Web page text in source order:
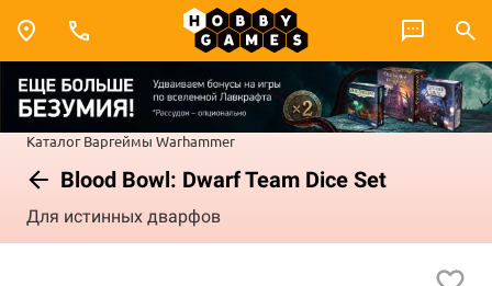
Каталог Варгеймы Warhammer
Blood Bowl: Dwarf Team Dice Set
Для истинных дварфов